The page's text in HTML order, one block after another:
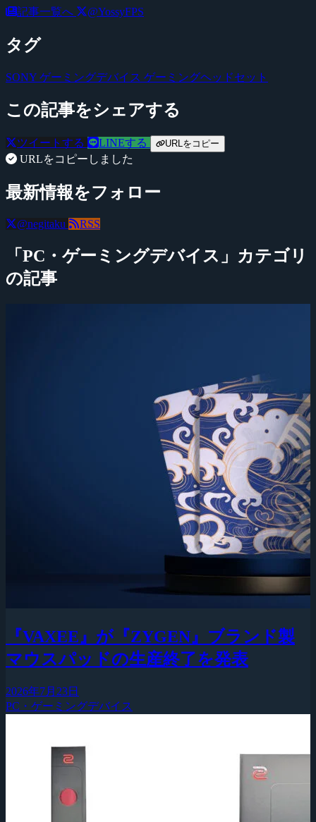
記事一覧へ @YossyFPS
タグ
SONY ゲーミングデバイス ゲーミングヘッドセット
この記事をシェアする
ツイートする LINEする URLをコピー
URLをコピーしました
最新情報をフォロー
@negitaku RSS
「PC・ゲーミングデバイス」カテゴリ
の記事
『VAXEE』が『ZYGEN』ブランド製
マウスパッドの生産終了を発表
2026年7月23日
PC・ゲーミングデバイス